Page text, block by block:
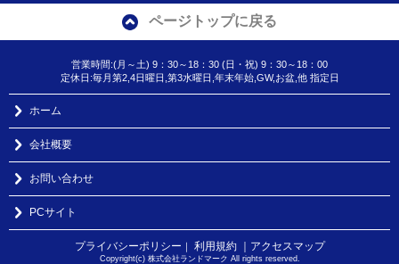
ページトップに戻る
営業時間:(月～土) 9：30～18：30 (日・祝) 9：30～18：00
定休日:毎月第2,4日曜日,第3水曜日,年末年始,GW,お盆,他 指定日
ホーム
会社概要
お問い合わせ
PCサイト
プライバシーポリシー ｜ 利用規約 ｜アクセスマップ
Copyright(c) 株式会社ランドマーク All rights reserved.